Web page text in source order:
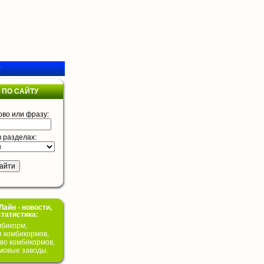
САЙТУ
или фразу:
разделах:
- новости,
комбикормов,
комбикормов,
заводы.